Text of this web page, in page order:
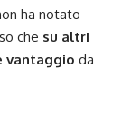
ha notato
che su altri
vantaggio da